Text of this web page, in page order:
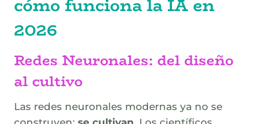
cómo funciona la IA en
2026
Redes Neuronales: del diseño
al cultivo
Las redes neuronales modernas ya no se